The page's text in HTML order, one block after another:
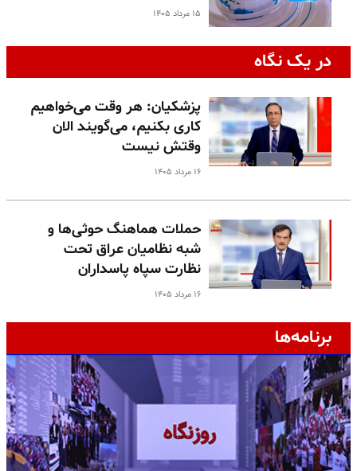
۱۵ مرداد ۱۴۰۵
در یک نگاه
پزشکیان: هر وقت می‌خواهیم
کاری بکنیم، می‌گویند الان
وقتش نیست
۱۶ مرداد ۱۴۰۵
حملات هماهنگ حوثی‌ها و
شبه نظامیان عراق تحت
نظارت سپاه پاسداران
۱۶ مرداد ۱۴۰۵
برنامه‌ها